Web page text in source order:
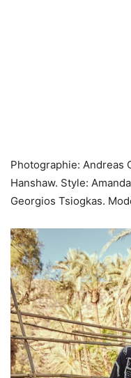
Photographie: Andreas
Hanshaw. Style:
Georgios Tsiogkas.